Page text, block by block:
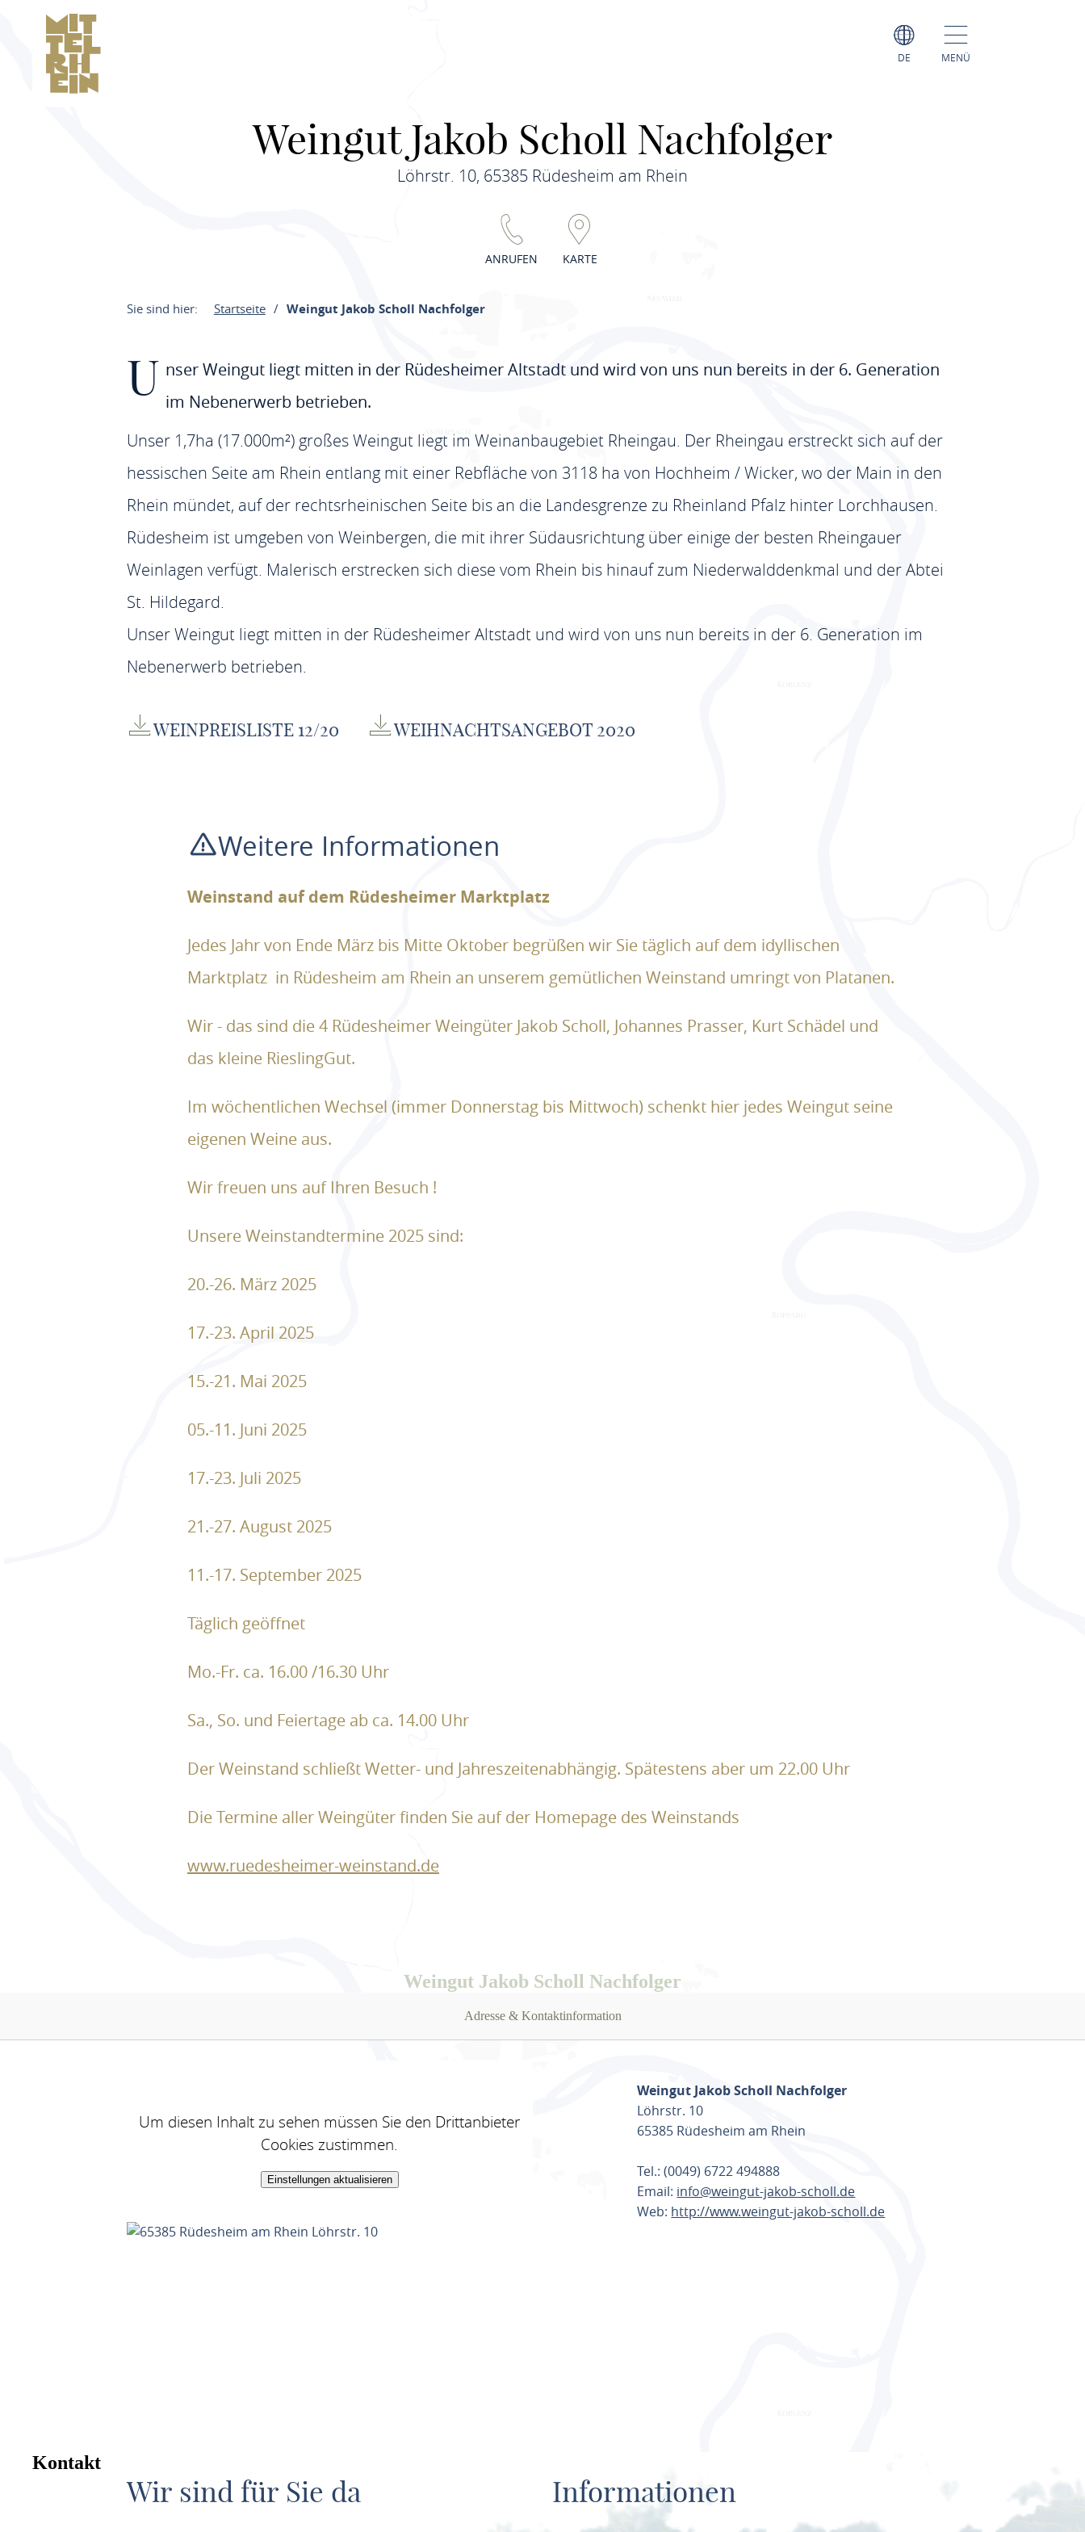
DE MENÜ
Weingut Jakob Scholl Nachfolger
Löhrstr. 10, 65385 Rüdesheim am Rhein
ANRUFEN KARTE
Sie sind hier: Startseite Weingut Jakob Scholl Nachfolger
U nser Weingut liegt mitten in der Rüdesheimer Altstadt und wird von uns nun bereits in der 6. Generation
im Nebenerwerb betrieben.
Unser 1,7ha (17.000m²) großes Weingut liegt im Weinanbaugebiet Rheingau. Der Rheingau erstreckt sich auf der
hessischen Seite am Rhein entlang mit einer Rebfläche von 3118 ha von Hochheim / Wicker, wo der Main in den
Rhein mündet, auf der rechtsrheinischen Seite bis an die Landesgrenze zu Rheinland Pfalz hinter Lorchhausen.
Rüdesheim ist umgeben von Weinbergen, die mit ihrer Südausrichtung über einige der besten Rheingauer
Weinlagen verfügt. Malerisch erstrecken sich diese vom Rhein bis hinauf zum Niederwalddenkmal und der Abtei
St. Hildegard.
Unser Weingut liegt mitten in der Rüdesheimer Altstadt und wird von uns nun bereits in der 6. Generation im
Nebenerwerb betrieben.
WEINPREISLISTE 12/20 WEIHNACHTSANGEBOT 2020
Weitere Informationen
Weinstand auf dem Rüdesheimer Marktplatz
Jedes Jahr von Ende März bis Mitte Oktober begrüßen wir Sie täglich auf dem idyllischen
Marktplatz in Rüdesheim am Rhein an unserem gemütlichen Weinstand umringt von Platanen.
Wir - das sind die 4 Rüdesheimer Weingüter Jakob Scholl, Johannes Prasser, Kurt Schädel und
das kleine RieslingGut.
Im wöchentlichen Wechsel (immer Donnerstag bis Mittwoch) schenkt hier jedes Weingut seine
eigenen Weine aus.
Wir freuen uns auf Ihren Besuch !
Unsere Weinstandtermine 2025 sind:
20.-26. März 2025
17.-23. April 2025
15.-21. Mai 2025
05.-11. Juni 2025
17.-23. Juli 2025
21.-27. August 2025
11.-17. September 2025
Täglich geöffnet
Mo.-Fr. ca. 16.00 /16.30 Uhr
Sa., So. und Feiertage ab ca. 14.00 Uhr
Der Weinstand schließt Wetter- und Jahreszeitenabhängig. Spätestens aber um 22.00 Uhr
Die Termine aller Weingüter finden Sie auf der Homepage des Weinstands
www.ruedesheimer-weinstand.de
Weingut Jakob Scholl Nachfolger
Adresse & Kontaktinformation
Um diesen Inhalt zu sehen müssen Sie den Drittanbieter
Cookies zustimmen.
Einstellungen aktualisieren
Weingut Jakob Scholl Nachfolger
Löhrstr. 10
65385 Rüdesheim am Rhein
Tel.: (0049) 6722 494888
Email: info@weingut-jakob-scholl.de
Web: http://www.weingut-jakob-scholl.de
Kontakt
Wir sind für Sie da Informationen